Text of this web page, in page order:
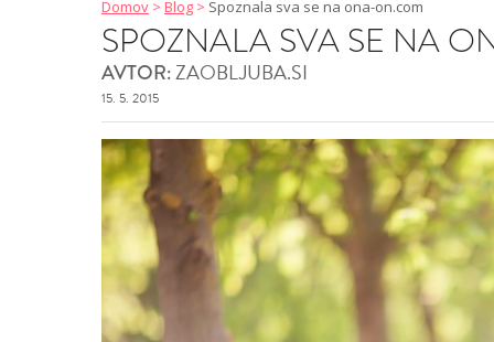
Domov > Blog > Spoznala sva se na ona-on.com
SPOZNALA SVA SE NA
AVTOR:ZAOBLJUBA.SI
15. 5. 2015